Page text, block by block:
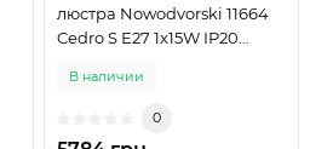
люстра Nowodvorski 11664
Cedro S E27 1x15W IP20
В наличии
0